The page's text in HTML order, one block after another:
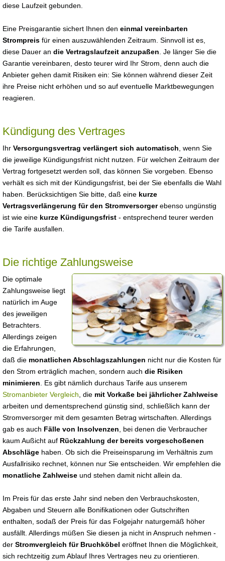
diese Laufzeit gebunden.
Eine Preisgarantie sichert Ihnen den einmal vereinbarten
Strompreis für einen auszuwählenden Zeitraum. Sinnvoll ist es,
diese Dauer an die Vertragslaufzeit anzupaßen . Je länger Sie die
Garantie vereinbaren, desto teurer wird Ihr Strom, denn auch die
Anbieter gehen damit Risiken ein: Sie können während dieser Zeit
ihre Preise nicht erhöhen und so auf eventuelle Marktbewegungen
reagieren.
Kündigung des Vertrages
Ihr Versorgungsvertrag verlängert sich automatisch , wenn Sie
die jeweilige Kündigungsfrist nicht nutzen. Für welchen Zeitraum der
Vertrag fortgesetzt werden soll, das können Sie vorgeben. Ebenso
verhält es sich mit der Kündigungsfrist, bei der Sie ebenfalls die Wahl
haben. Berücksichtigen Sie bitte, daß eine kurze
Vertragsverlängerung für den Stromversorgerebenso ungünstig
ist wie eine kurze Kündigungsfrist - entsprechend teurer werden
die Tarife ausfallen.
Die richtige Zahlungsweise
Die optimale
Zahlungsweise liegt
natürlich im Auge
des jeweiligen
Betrachters.
Allerdings zeigen
die Erfahrungen,
daß die monatlichen Abschlagszahlungen nicht nur die Kosten für
den Strom erträglich machen, sondern auch die Risiken
minimieren . Es gibt nämlich durchaus Tarife aus unserem
Stromanbieter Vergleich , die mit Vorkaße bei jährlicher Zahlweise
arbeiten und dementsprechend günstig sind, schließlich kann der
Stromversorger mit dem gesamten Betrag wirtschaften. Allerdings
gab es auch Fälle von Insolvenzen , bei denen die Verbraucher
kaum Außicht auf Rückzahlung der bereits vorgeschoßenen
Abschläge haben. Ob sich die Preiseinsparung im Verhältnis zum
Ausfallrisiko rechnet, können nur Sie entscheiden. Wir empfehlen die
monatliche Zahlweise und stehen damit nicht allein da.
Im Preis für das erste Jahr sind neben den Verbrauchskosten,
Abgaben und Steuern alle Bonifikationen oder Gutschriften
enthalten, sodaß der Preis für das Folgejahr naturgemäß höher
ausfällt. Allerdings müßen Sie diesen ja nicht in Anspruch nehmen -
der Stromvergleich für Bruchköbel eröffnet Ihnen die Möglichkeit,
sich rechtzeitig zum Ablauf Ihres Vertrages neu zu orientieren.